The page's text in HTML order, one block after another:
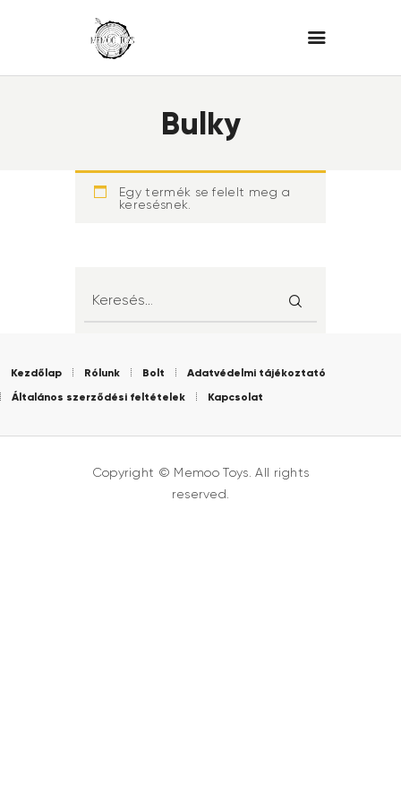
Bulky
Egy termék se felelt meg a
keresésnek.
Kezdőlap Rólunk Bolt
Adatvédelmi tájékoztató
Általános szerződési feltételek
Kapcsolat
Copyright © Memoo Toys. All rights
reserved.